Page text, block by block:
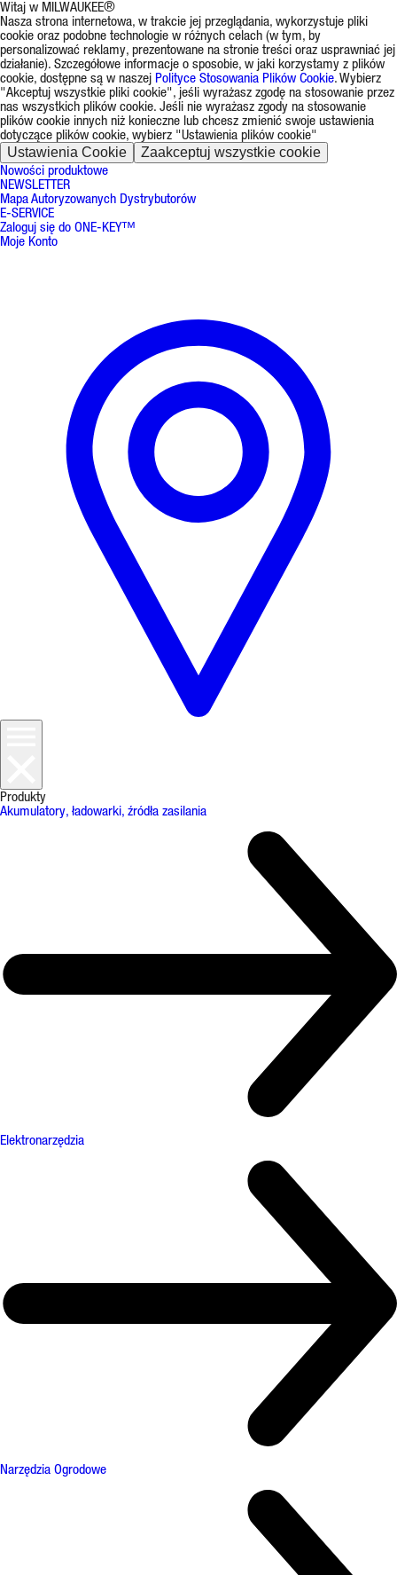
Witaj w MILWAUKEE®
Nasza strona internetowa, w trakcie jej przeglądania, wykorzystuje pliki
cookie oraz podobne technologie w różnych celach (w tym, by
personalizować reklamy, prezentowane na stronie treści oraz usprawniać jej
działanie). Szczegółowe informacje o sposobie, w jaki korzystamy z plików
cookie, dostępne są w naszej Polityce Stosowania Plików Cookie. Wybierz
"Akceptuj wszystkie pliki cookie", jeśli wyrażasz zgodę na stosowanie przez
nas wszystkich plików cookie. Jeśli nie wyrażasz zgody na stosowanie
plików cookie innych niż konieczne lub chcesz zmienić swoje ustawienia
dotyczące plików cookie, wybierz "Ustawienia plików cookie"
Ustawienia Cookie Zaakceptuj wszystkie cookie
Nowości produktowe
NEWSLETTER
Mapa Autoryzowanych Dystrybutorów
E-SERVICE
Zaloguj się do ONE-KEY™
Moje Konto
Produkty
Akumulatory, ładowarki, źródła zasilania
Elektronarzędzia
Narzędzia Ogrodowe